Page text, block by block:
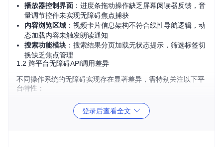
播放器控制界面 ：进度条拖动操作缺乏屏幕阅读器反馈，音
量调节控件未实现无障碍焦点捕获
内容浏览区域 ：视频卡片信息架构不符合线性导航逻辑，动
态加载内容未触发朗读通知
搜索功能模块 ：搜索结果分页加载无状态提示，筛选标签切
换缺乏焦点管理
1.2 跨平台无障碍API调用差异
不同操作系统的无障碍实现存在显著差异，需特别关注以下平
台特性：
无障碍API
焦点管理
机制
登录后查看全文